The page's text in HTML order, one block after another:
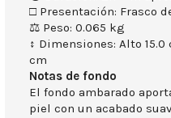
□ Presentación: Frasco
⚖ Peso: 0.065 kg
↕ Dimensiones: Alto
cm
Notas de fondo
El fondo ambarado
piel con un acabado